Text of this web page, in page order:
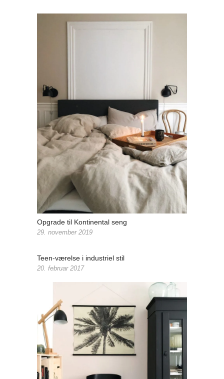
Opgrade til Kontinental seng
29. november 2019
Teen-værelse i industriel stil
20. februar 2017